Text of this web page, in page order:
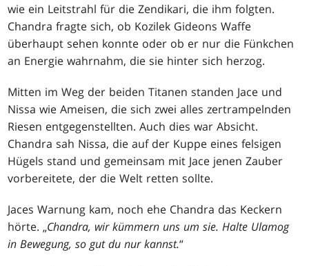
wie ein Leitstrahl für die Zendikari, die ihm folgten.
Chandra fragte sich, ob Kozilek Gideons Waffe
überhaupt sehen konnte oder ob er nur die Fünkchen
an Energie wahrnahm, die sie hinter sich herzog.
Mitten im Weg der beiden Titanen standen Jace und
Nissa wie Ameisen, die sich zwei alles zertrampelnden
Riesen entgegenstellten. Auch dies war Absicht.
Chandra sah Nissa, die auf der Kuppe eines felsigen
Hügels stand und gemeinsam mit Jace jenen Zauber
vorbereitete, der die Welt retten sollte.
Jaces Warnung kam, noch ehe Chandra das Keckern
hörte. „Chandra, wir kümmern uns um sie. Halte Ulamog
in Bewegung, so gut du nur kannst.“